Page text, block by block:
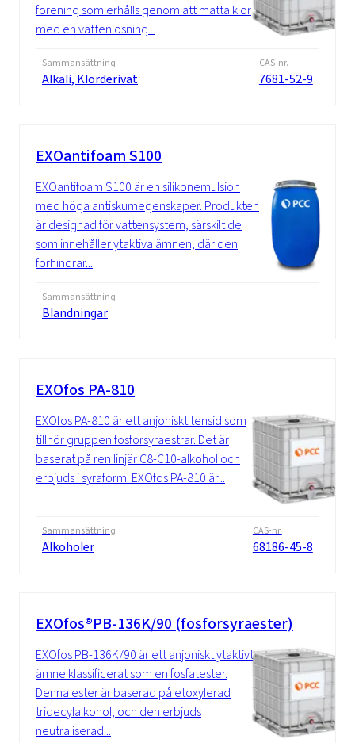
förening som erhålls genom att mätta klor
med en vattenlösning...
Sammansättning
Alkali, Klorderivat
CAS-nr.
7681-52-9
EXOantifoam S100
EXOantifoam S100 är en silikonemulsion
med höga antiskumegenskaper. Produkten
är designad för vattensystem, särskilt de
som innehåller ytaktiva ämnen, där den
förhindrar...
Sammansättning
Blandningar
EXOfos PA-810
EXOfos PA-810 är ett anjoniskt tensid som
tillhör gruppen fosforsyraestrar. Det är
baserat på ren linjär C8-C10-alkohol och
erbjuds i syraform. EXOfos PA-810 är...
Sammansättning
Alkoholer
CAS-nr.
68186-45-8
EXOfos®PB-136K/90 (fosforsyraester)
EXOfos PB-136K/90 är ett anjoniskt ytaktivt
ämne klassificerat som en fosfatester.
Denna ester är baserad på etoxylerad
tridecylalkohol, och den erbjuds
neutraliserad...